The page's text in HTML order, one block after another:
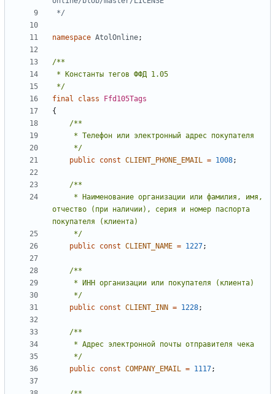
*/
namespace AtolOnline;
*/
final
class
Ffd105Tags
{
     */
public const CLIENT_PHONE_EMAIL = 1008;
отчество (при наличии), серия и номер паспорта
     */
public const CLIENT_NAME = 1227;
     */
public const CLIENT_INN = 1228;
     */
public const COMPANY_EMAIL = 1117;